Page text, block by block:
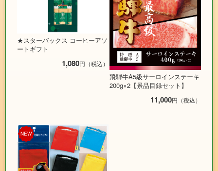
★スターバックス コーヒーアソ
ートギフト
1,080円（税込）
飛騨牛A5級サーロインステーキ
200g×2【景品目録セット】
11,000円（税込）
NEW